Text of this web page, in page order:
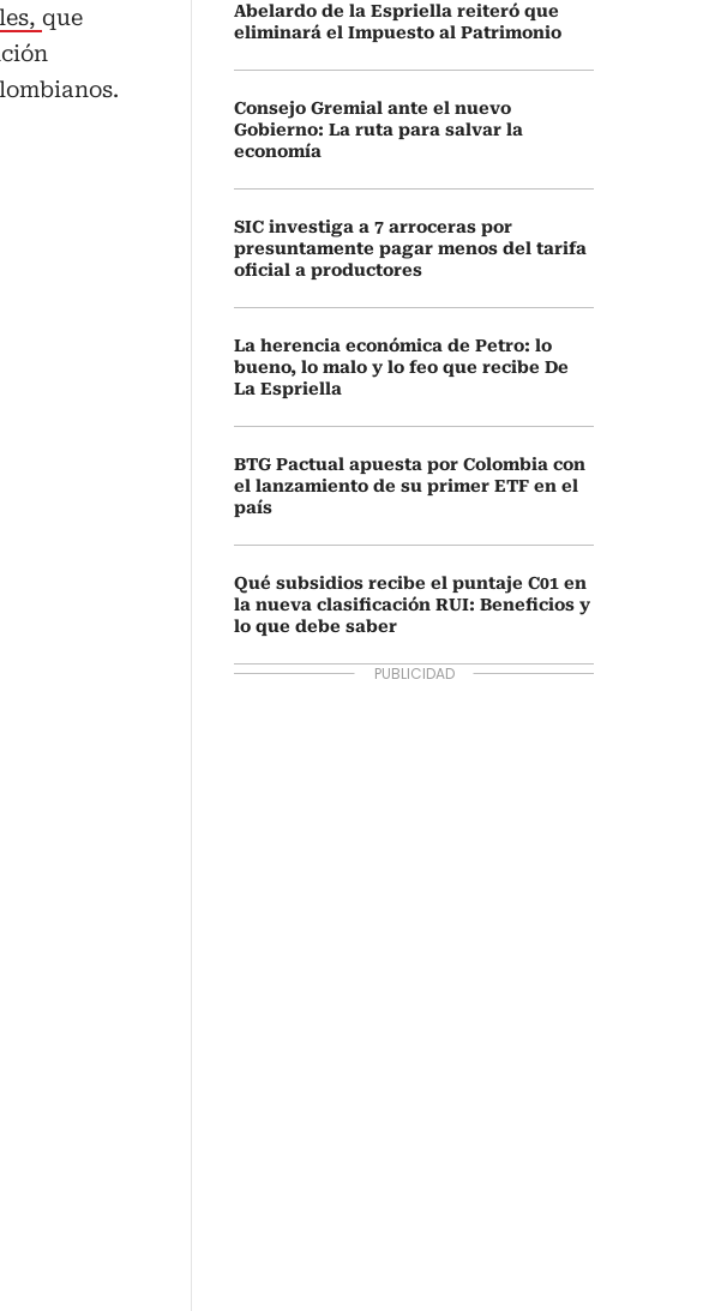
que
Abelardo de la Espriella reiteró que
eliminará el Impuesto al Patrimonio
Consejo Gremial ante el nuevo
Gobierno: La ruta para salvar la
economía
SIC investiga a 7 arroceras por
presuntamente pagar menos del tarifa
oficial a productores
La herencia económica de Petro: lo
bueno, lo malo y lo feo que recibe De
La Espriella
BTG Pactual apuesta por Colombia con
el lanzamiento de su primer ETF en el
país
Qué subsidios recibe el puntaje C01 en
la nueva clasificación RUI: Beneficios y
lo que debe saber